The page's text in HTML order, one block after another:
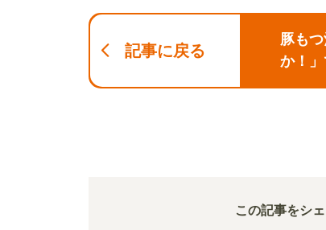
記事に戻る
豚も
か！
この記事をシ